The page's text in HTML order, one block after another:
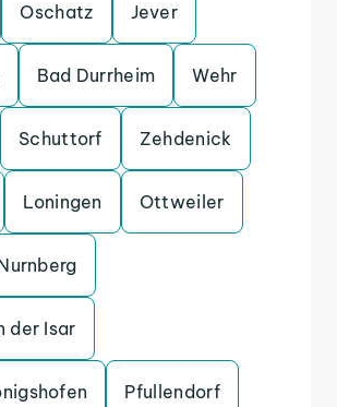
Oschatz Jever
Bad Durrheim Wehr
Schuttorf Zehdenick
Loningen Ottweiler
der Isar
Pfullendorf